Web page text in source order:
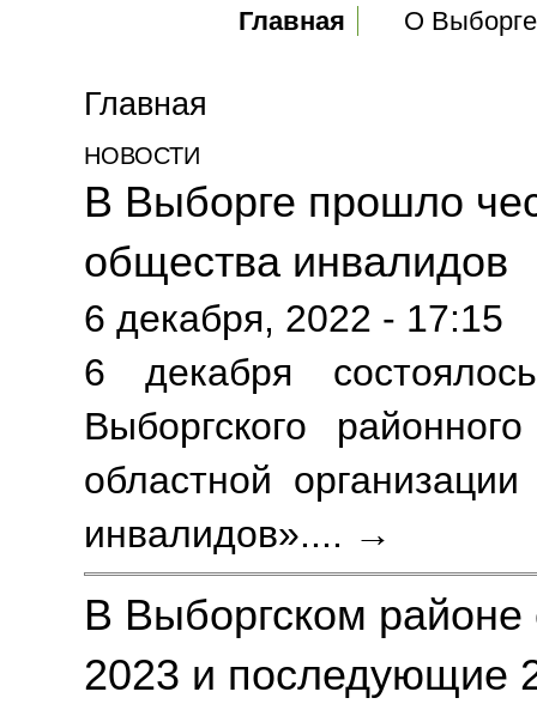
Главное менюГлавная О Выборге
Главная
НОВОСТИ
В Выборге прошло
общества инвалидов
6 декабря, 2022 - 17:15
6 декабря
Выборгского
областной
инвалидов».... →
В Выборгском
2023 и последующие